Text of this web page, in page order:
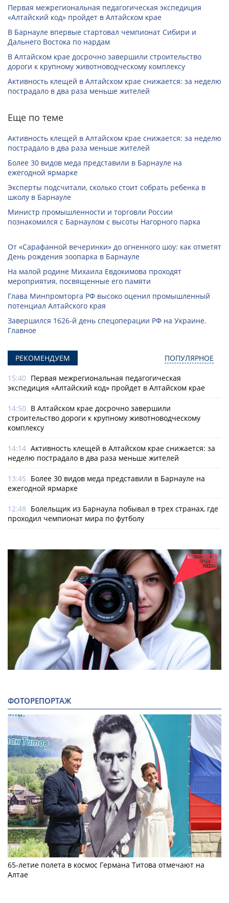
Первая межрегиональная педагогическая экспедиция
«Алтайский код» пройдет в Алтайском крае
В Барнауле впервые стартовал чемпионат Сибири и
Дальнего Востока по нардам
В Алтайском крае досрочно завершили строительство
дороги к крупному животноводческому комплексу
Активность клещей в Алтайском крае снижается: за неделю
пострадало в два раза меньше жителей
Еще по теме
Активность клещей в Алтайском крае снижается: за неделю
пострадало в два раза меньше жителей
Более 30 видов меда представили в Барнауле на
ежегодной ярмарке
Эксперты подсчитали, сколько стоит собрать ребенка в
школу в Барнауле
Министр промышленности и торговли России
познакомился с Барнаулом с высоты Нагорного парка
От «Сарафанной вечеринки» до огненного шоу: как отметят
День рождения зоопарка в Барнауле
На малой родине Михаила Евдокимова проходят
мероприятия, посвященные его памяти
Глава Минпромторга РФ высоко оценил промышленный
потенциал Алтайского края
Завершился 1626-й день спецоперации РФ на Украине.
Главное
РЕКОМЕНДУЕМ ПОПУЛЯРНОЕ
15:40 Первая межрегиональная педагогическая
экспедиция «Алтайский код» пройдет в Алтайском крае
14:50 В Алтайском крае досрочно завершили
строительство дороги к крупному животноводческому
комплексу
14:14 Активность клещей в Алтайском крае снижается: за
неделю пострадало в два раза меньше жителей
13:45 Более 30 видов меда представили в Барнауле на
ежегодной ярмарке
12:48 Болельщик из Барнаула побывал в трех странах, где
проходил чемпионат мира по футболу
ФОТОРЕПОРТАЖ
65-летие полета в космос Германа Титова отмечают на
Алтае